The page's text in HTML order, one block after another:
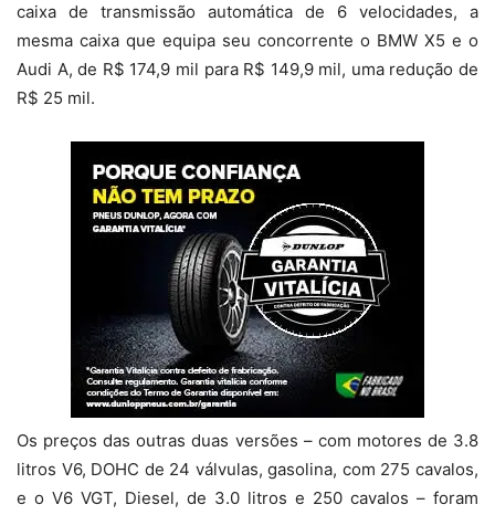
caixa de transmissão automática de 6 velocidades, a
mesma caixa que equipa seu concorrente o BMW X5 e o
Audi A, de R$ 174,9 mil para R$ 149,9 mil, uma redução de
R$ 25 mil.
Os preços das outras duas versões – com motores de 3.8
litros V6, DOHC de 24 válvulas, gasolina, com 275 cavalos,
e o V6 VGT, Diesel, de 3.0 litros e 250 cavalos – foram